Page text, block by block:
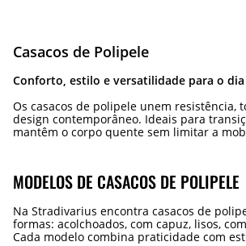
Casacos de Polipele
Conforto, estilo e versatilidade para o dia
Os casacos de polipele unem resistência,
design contemporâneo. Ideais para
mantêm o corpo quente sem limitar a
MODELOS DE CASACOS DE POLIPELE
Na Stradivarius encontra casacos de
formas: acolchoados, com capuz, lisos,
Cada modelo combina praticidade com